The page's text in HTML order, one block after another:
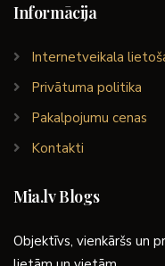
Informācija
Internetveikala
Privātuma politika
Pakalpojumu cenas
Kontakti
Mia.lv Blogs
Objektīvs, vienkāršs un